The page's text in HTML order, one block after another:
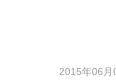
2015年06月